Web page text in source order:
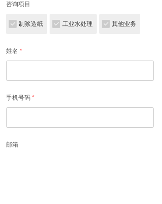
咨询项目
制浆造纸 工业水处理 其他业务
姓名 *
手机号码 *
邮箱